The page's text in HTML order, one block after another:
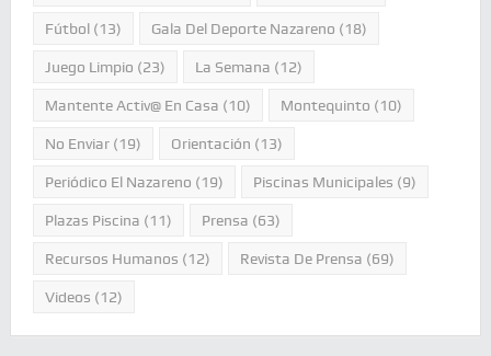
Fútbol(13) Gala Del Deporte Nazareno (18)
Juego Limpio (23) La Semana (12)
Mantente Activ@ En Casa (10) Montequinto (10)
No Enviar(19) Orientación (13)
Periódico El Nazareno (19) Piscinas Municipales (9)
Plazas Piscina (11) Prensa (63)
Recursos Humanos (12) Revista De Prensa (69)
Videos (12)